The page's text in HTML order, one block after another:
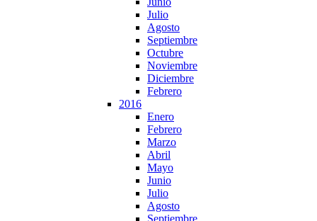
Julio
Agosto
Septiembre
Octubre
Noviembre
Diciembre
Febrero
2016
Enero
Febrero
Marzo
Abril
Mayo
Junio
Julio
Agosto
Septiembre